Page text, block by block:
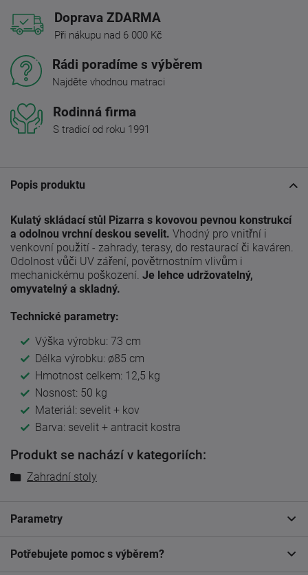
Doprava ZDARMA
Při nákupu nad 6 000 Kč
Rádi poradíme s výběrem
Najděte vhodnou matraci
Rodinná firma
S tradicí od roku 1991
Popis produktu
Kulatý skládací stůl Pizarra s kovovou pevnou konstrukcí
a odolnou vrchní deskou sevelit. Vhodný pro vnitřní i
venkovní použití - zahrady, terasy, do restaurací či kaváren.
Odolnost vůči UV záření, povětrnostním vlivům i
mechanickému poškození. Je lehce udržovatelný,
omyvatelný a skladný.
Technické parametry:
Výška výrobku: 73 cm
Délka výrobku: ø85 cm
Hmotnost celkem: 12,5 kg
Nosnost: 50 kg
Materiál: sevelit + kov
Barva: sevelit + antracit kostra
Produkt se nachází v kategoriích:
Zahradní stoly
Parametry
Potřebujete pomoc s výběrem?